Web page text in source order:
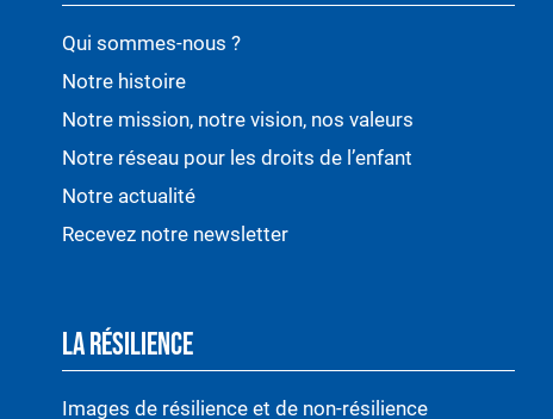
Qui sommes-nous ?
Notre histoire
Notre mission, notre vision, nos valeurs
Notre réseau pour les droits de l’enfant
Notre actualité
Recevez notre newsletter
LA RÉSILIENCE
Images de résilience et de non-résilience